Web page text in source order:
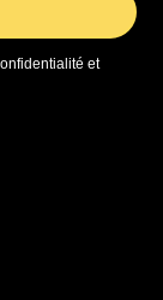
et